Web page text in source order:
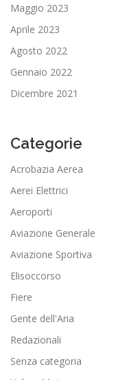
Maggio 2023
Aprile 2023
Agosto 2022
Gennaio 2022
Dicembre 2021
Categorie
Acrobazia Aerea
Aerei Elettrici
Aeroporti
Aviazione Generale
Aviazione Sportiva
Elisoccorso
Fiere
Gente dell'Aria
Redazionali
Senza categoria